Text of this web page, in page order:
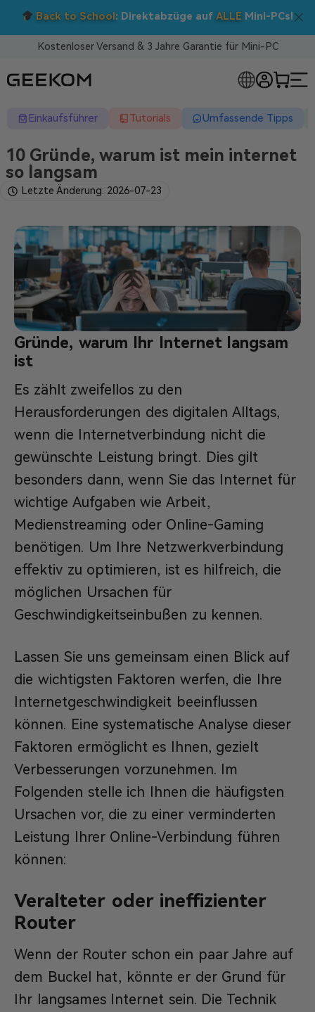
Nutzen Sie den Code BTS05 im Warenkorb.
Kostenloser Versand & 3 Jahre Garantie für Mini-PC
Einkaufsführer Tutorials Umfassende Tipps
10 Gründe, warum ist mein internet
so langsam
Letzte Änderung: 2026-07-23
Gründe, warum Ihr Internet langsam
ist
Es zählt zweifellos zu den
Herausforderungen des digitalen Alltags,
wenn die Internetverbindung nicht die
gewünschte Leistung bringt. Dies gilt
besonders dann, wenn Sie das Internet für
wichtige Aufgaben wie Arbeit,
Medienstreaming oder Online-Gaming
benötigen. Um Ihre Netzwerkverbindung
effektiv zu optimieren, ist es hilfreich, die
möglichen Ursachen für
Geschwindigkeitseinbußen zu kennen.
Lassen Sie uns gemeinsam einen Blick auf
die wichtigsten Faktoren werfen, die Ihre
Internetgeschwindigkeit beeinflussen
können. Eine systematische Analyse dieser
Faktoren ermöglicht es Ihnen, gezielt
Verbesserungen vorzunehmen. Im
Folgenden stelle ich Ihnen die häufigsten
Ursachen vor, die zu einer verminderten
Leistung Ihrer Online-Verbindung führen
können:
Veralteter oder ineffizienter
Router
Wenn der Router schon ein paar Jahre auf
dem Buckel hat, könnte er der Grund für
Ihr langsames Internet sein. Die Technik
MINI-PCS